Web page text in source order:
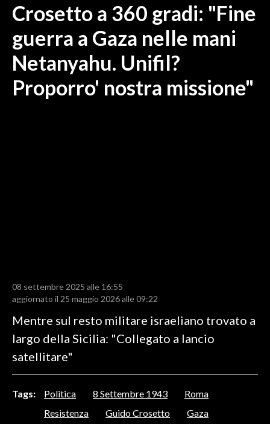
ITALIA
MONDO
POLITICA
CALCIO
CALCIO REGIONALE
BASKET
VOLLEY
MOTORI
TENNIS
ALTRI SPORT
CULTURA
Crosetto a 360 gradi: "Fine
guerra a Gaza nelle mani
Netanyahu. Unifil?
Proporro' nostra missione"
08 settembre 2025 alle 16:55
aggiornato il 25 maggio 2026 alle 09:22
Mentre sul resto militare israeliano trovato a
largo della Sicilia: "Collegato a lancio
satellitare"
Tags: Politica 8 Settembre 1943
Roma
Resistenza
Guido Crosetto
Gaza